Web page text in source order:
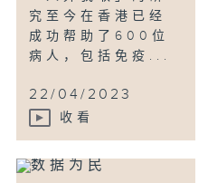
究至今在香港已经
成功帮助了600位
病人，包括免疫...
22/04/2023
收看